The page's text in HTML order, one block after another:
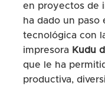
en proyectos de
ha dado un paso
tecnológica con
impresora Kudu
que le ha
productiva,